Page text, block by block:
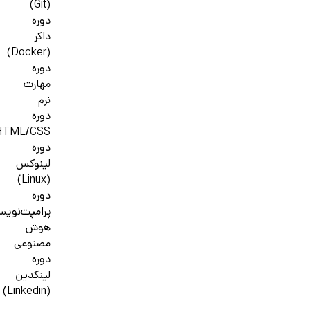
(Git)
دوره
داکر
(Docker)
دوره
مهارت
نرم
دوره
CSS
دوره
لینوکس
(Linux)
دوره
هوش
مصنوعی
دوره
لینکدین
(Linkedin)